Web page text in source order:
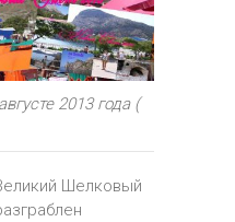
2013 года (
Шелковый